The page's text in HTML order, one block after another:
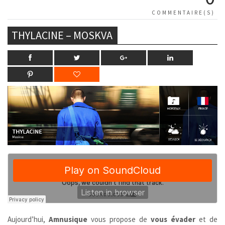
COMMENTAIRE(S)
THYLACINE – MOSKVA
Aujourd’hui, Amnusique vous propose de vous évader et de